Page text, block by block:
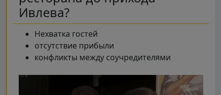
Ивлева?
Нехватка гостей
отсутствие прибыли
конфликты между соучредителями